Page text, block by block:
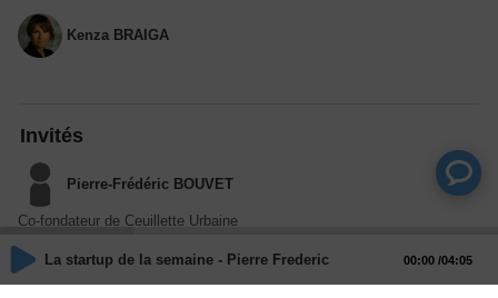
Kenza BRAIGA
Invités
Pierre-Frédéric BOUVET
Co-fondateur de Ceuillette Urbaine
La startup de la semaine - Pierre Frederic BOUVET, CUEILLETTE
00:00 04:05